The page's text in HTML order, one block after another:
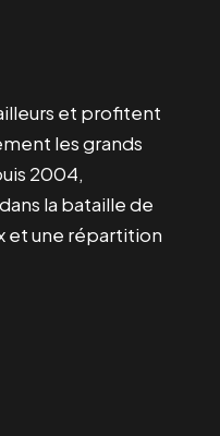
et profitent
les grands
2004,
la bataille de
et une répartition